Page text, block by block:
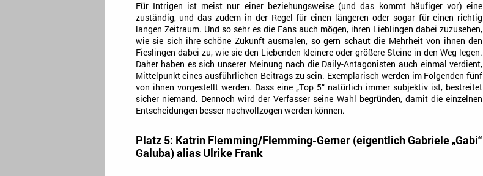
Für Intrigen ist meist nur einer beziehungsweise (und das kommt häufiger vor) eine
zuständig, und das zudem in der Regel für einen längeren oder sogar für einen richtig
langen Zeitraum. Und so sehr es die Fans auch mögen, ihren Lieblingen dabei zuzusehen,
wie sie sich ihre schöne Zukunft ausmalen, so gern schaut die Mehrheit von ihnen den
Fieslingen dabei zu, wie sie den Liebenden kleinere oder größere Steine in den Weg legen.
Daher haben es sich unserer Meinung nach die Daily-Antagonisten auch einmal verdient,
Mittelpunkt eines ausführlichen Beitrags zu sein. Exemplarisch werden im Folgenden fünf
von ihnen vorgestellt werden. Dass eine „Top 5“ natürlich immer subjektiv ist, bestreitet
sicher niemand. Dennoch wird der Verfasser seine Wahl begründen, damit die einzelnen
Entscheidungen besser nachvollzogen werden können.
Platz 5: Katrin Flemming/Flemming-Gerner (eigentlich Gabriele „Gabi“
Galuba) alias Ulrike Frank